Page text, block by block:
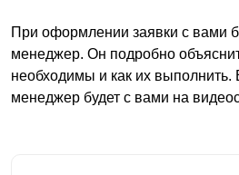
При оформлении заявки с вами
менеджер. Он подробно
необходимы и как их выполнить.
менеджер будет с вами на